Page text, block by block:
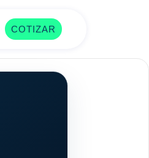
COTIZAR